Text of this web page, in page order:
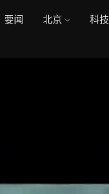
要闻 北京 科技